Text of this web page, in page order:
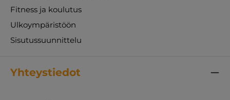
Fitness ja koulutus
Ulkoympäristöön
Sisutussuunnittelu
Yhteystiedot